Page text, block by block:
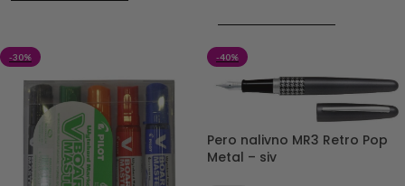
-30% -40%
Pero nalivno MR3 Retro Pop
Metal – siv